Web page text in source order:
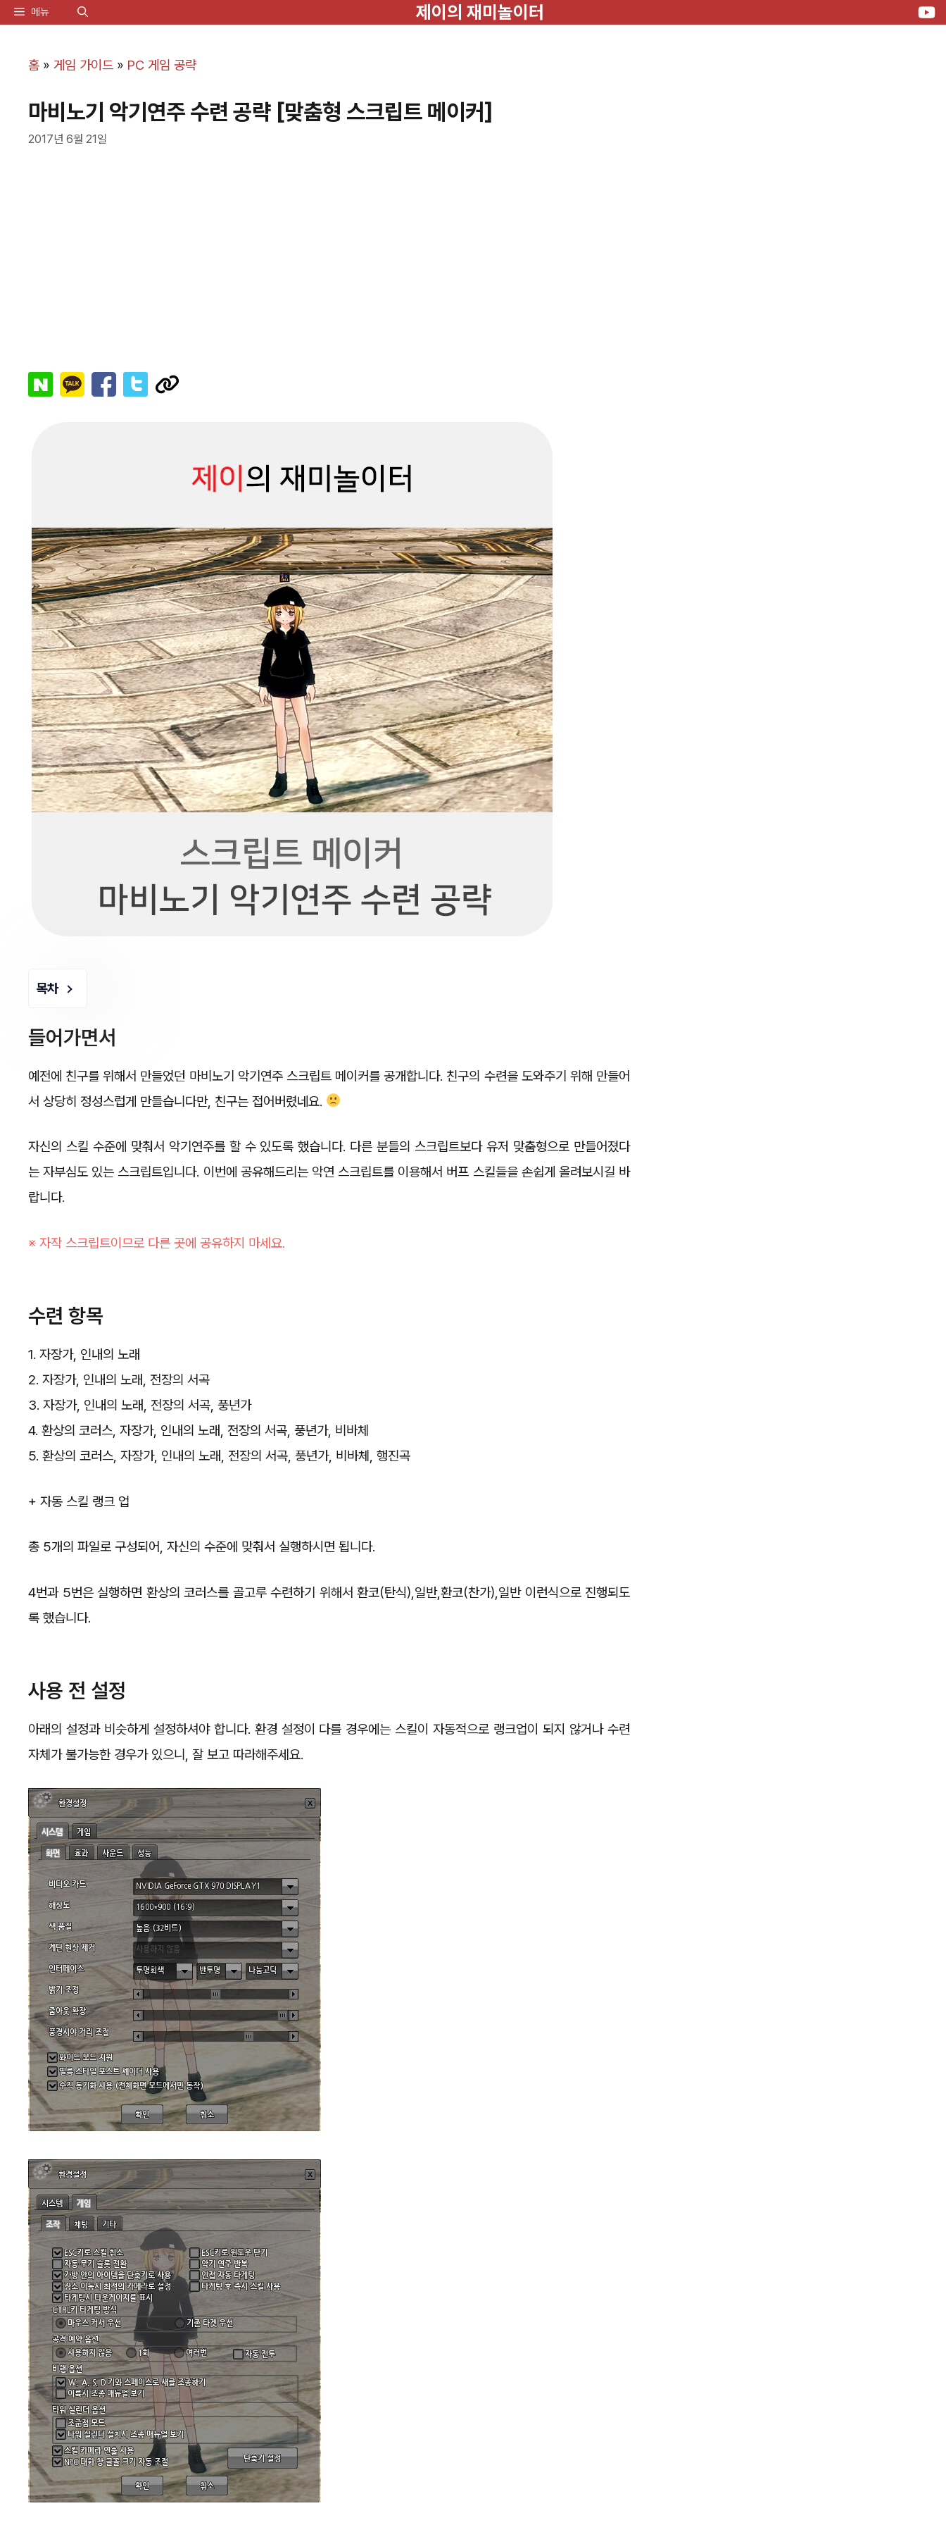
제이의 재미놀이터
메뉴
홈 » 게임 가이드 » PC 게임 공략
마비노기 악기연주 수련 공략 [맞춤형 스크립트 메이커]
2017년 6월 21일
목차
들어가면서
예전에 친구를 위해서 만들었던 마비노기 악기연주 스크립트 메이커를 공개합니다. 친구의 수련을 도와주기 위해 만들어
서 상당히 정성스럽게 만들습니다만, 친구는 접어버렸네요.
자신의 스킬 수준에 맞춰서 악기연주를 할 수 있도록 했습니다. 다른 분들의 스크립트보다 유저 맞춤형으로 만들어졌다
는 자부심도 있는 스크립트입니다. 이번에 공유해드리는 악연 스크립트를 이용해서 버프 스킬들을 손쉽게 올려보시길 바
랍니다.
※ 자작 스크립트이므로 다른 곳에 공유하지 마세요.
수련 항목
1. 자장가, 인내의 노래
2. 자장가, 인내의 노래, 전장의 서곡
3. 자장가, 인내의 노래, 전장의 서곡, 풍년가
4. 환상의 코러스, 자장가, 인내의 노래, 전장의 서곡, 풍년가, 비바체
5. 환상의 코러스, 자장가, 인내의 노래, 전장의 서곡, 풍년가, 비바체, 행진곡
+ 자동 스킬 랭크 업
총 5개의 파일로 구성되어, 자신의 수준에 맞춰서 실행하시면 됩니다.
4번과 5번은 실행하면 환상의 코러스를 골고루 수련하기 위해서 환코(탄식),일반,환코(찬가),일반 이런식으로 진행되도
록 했습니다.
사용 전 설정
아래의 설정과 비슷하게 설정하셔야 합니다. 환경 설정이 다를 경우에는 스킬이 자동적으로 랭크업이 되지 않거나 수련
자체가 불가능한 경우가 있으니, 잘 보고 따라해주세요.